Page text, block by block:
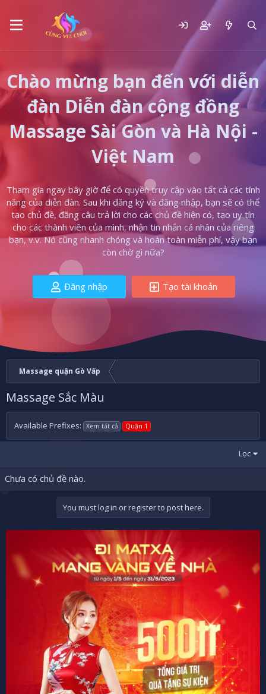
Chào mừng bạn đến với diễn
đàn Diễn đàn cộng đồng
Massage Sài Gòn và Hà Nội -
Việt Nam
Tham gia ngay bây giờ để có quyền truy cập vào tất cả các tính
năng của diễn đàn. Sau khi đăng ký và đăng nhập, bạn sẽ có thể
tạo chủ đề, đăng câu trả lời cho các chủ đề hiện có, tạo uy tín
cho các thành viên của mình, nhận tin nhắn cá nhân của riêng
bạn, v.v. Nó cũng nhanh chóng và hoàn toàn miễn phí, vậy bạn
còn chờ gì nữa?
Đăng nhập Tạo tài khoản
Massage quận Gò Vấp
Massage Sắc Màu
Available Prefixes: Xem tất cả Quận 1
Lọc
Chưa có chủ đề nào.
You must log in or register to post here.